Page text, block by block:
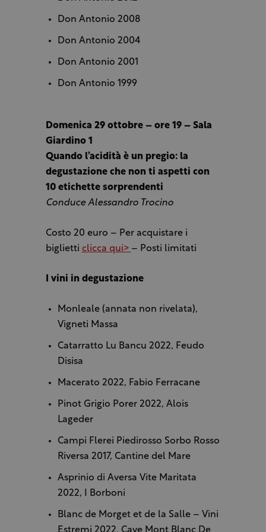
Don Antonio 2008
Don Antonio 2004
Don Antonio 2001
Don Antonio 1999
Domenica 29 ottobre – ore 19 – Sala
Giardino 1
Quando l’acidità è un pregio: la
degustazione che non ti aspetti con
10 etichette sorprendenti
Conduce Alessandro Trocino
Costo 20 euro – Per acquistare i
biglietti clicca qui> – Posti limitati
I vini in degustazione
Monleale (annata non rivelata),
Vigneti Massa
Catarratto Lu Bancu 2022, Feudo
Disisa
Macerato 2022, Fabio Ferracane
Pinot Grigio Porer 2022, Alois
Lageder
Campi Flerei Piedirosso Sorbo Rosso
Riversa 2017, Cantine del Mare
Asprinio di Aversa Vite Maritata
2022, I Borboni
Blanc de Morget et de la Salle – Vini